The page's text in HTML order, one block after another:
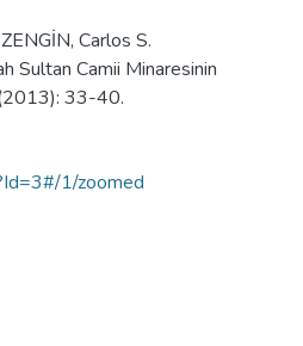
Carlos S.
Sultan Camii Minaresinin
(2013): 33-40.
1/zoomed